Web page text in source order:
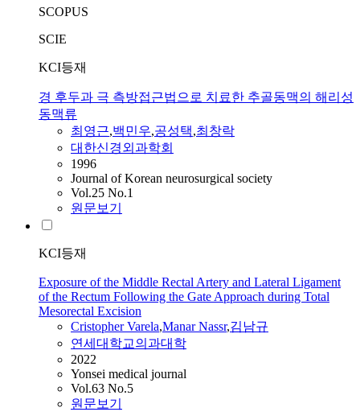
SCOPUS
SCIE
KCI등재
경 후두과 극 측방접근법으로 치료한 추골동맥의 해리성
동맥류
최영근,백민우,공성택,최창락
대한신경외과학회
1996
Journal of Korean neurosurgical society
Vol.25 No.1
원문보기
KCI등재
Exposure of the Middle Rectal Artery and Lateral Ligament
of the Rectum Following the Gate Approach during Total
Mesorectal Excision
Cristopher Varela,Manar Nassr,김남규
연세대학교의과대학
2022
Yonsei medical journal
Vol.63 No.5
원문보기